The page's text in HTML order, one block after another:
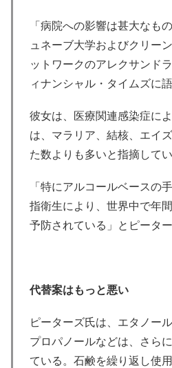
「病院への影響は甚大なも
ュネーブ大学およびクリー
ットワークのアレクサンド
ィナンシャル・タイムズに語
彼女は、医療関連感染症に
は、マラリア、結核、エイ
た数よりも多いと指摘してい
「特にアルコールベースの
指衛生により、世界中で年
予防されている」とピータ
代替案はもっと悪い
ピーターズ氏は、エタノー
プロパノールなどは、さら
ている。石鹸を繰り返し使